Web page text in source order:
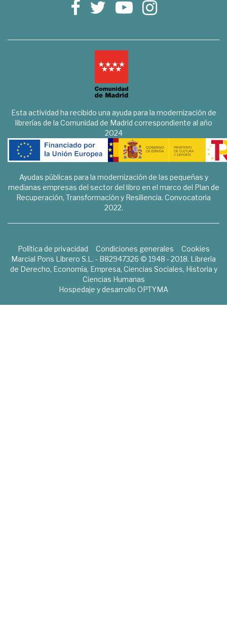
Esta actividad ha recibido una ayuda para la modernización de
librerías de la Comunidad de Madrid correspondiente al año
2024
Ayudas públicas para la modernización de las pequeñas y
medianas empresas del sector del libro en el marco del Plan de
Recuperación, Transformación y Resiliencia. Convocatoria
2022.
Política de privacidad Condiciones generales
Cookies
Marcial Pons Librero S.L. - B82947326 © 1948 - 2018. Librería
de Derecho, Economía, Empresa, Ciencias Sociales, Historia y
Ciencias Humanas
Hospedaje y desarrollo OPTYMA